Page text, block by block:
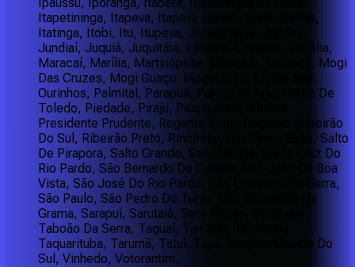
Itapetininga, Itapeva, Itapevi, Itararé, Itariri, Itatiba,
Itatinga, Itobi, Itu, Itupeva, Jacupiranga, Jandira,
Jundiaí, Juquiá, Juquitiba, Limeira, Louveira, Lucélia,
Maracaí, Marília, Martinópolis, Miracatu, Mococa, Mogi
Das Cruzes, Mogi Guaçu, Mogi Mirim, Monte Mor,
Ourinhos, Palmital, Parapuã, Pariquera-Açu, Pedro De
Toledo, Piedade, Piraju, Pirapozinho, Platina,
Presidente Prudente, Regente Feijó, Registro, Ribeirão
Do Sul, Ribeirão Preto, Rinópolis, Rio Claro, Salto, Salto
De Pirapora, Salto Grande, Sandovalina, Santa Cruz Do
Rio Pardo, São Bernardo Do Campo, São João Da Boa
Vista, São José Do Rio Pardo, São Lourenço Da Serra,
São Paulo, São Pedro Do Turvo, São Sebastião Da
Grama, Sarapuí, Sarutaiá, Sete Barras, Sorocaba,
Taboão Da Serra, Taguaí, Tambaú, Tapiratiba,
Taquarituba, Tarumã, Tatuí, Tupã, Vargem Grande Do
Sul, Vinhedo, Votorantim.